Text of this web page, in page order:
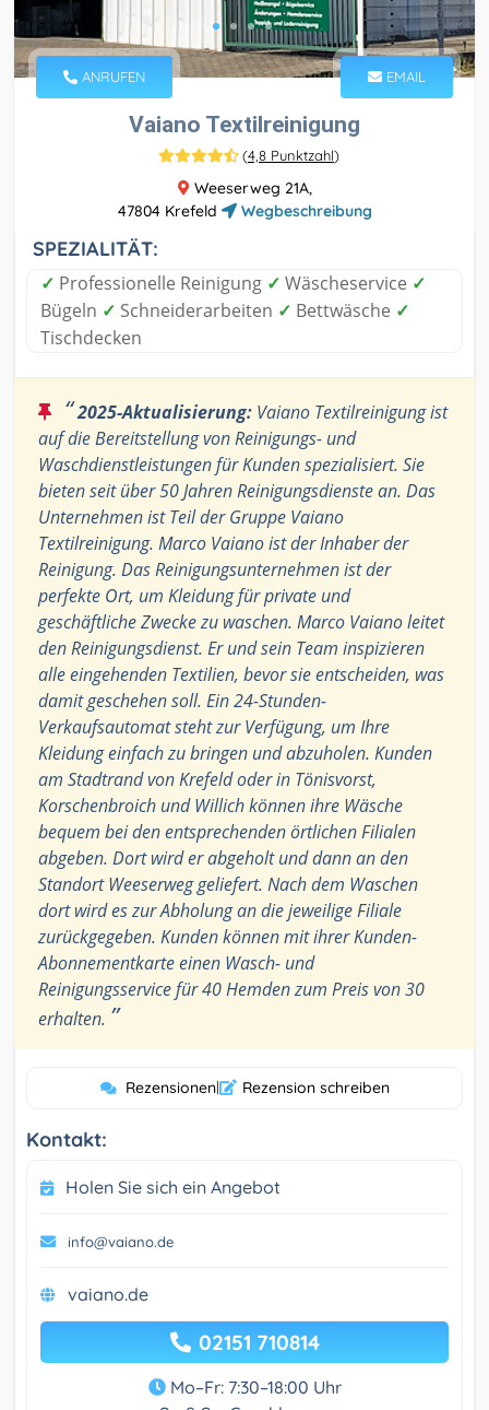
ANRUFEN EMAIL
Vaiano Textilreinigung
(4,8 Punktzahl)
Weeserweg 21A,
47804 Krefeld
Wegbeschreibung
SPEZIALITÄT:
✓ Professionelle Reinigung ✓ Wäscheservice ✓
Bügeln ✓ Schneiderarbeiten ✓ Bettwäsche ✓
Tischdecken
“2025-Aktualisierung: Vaiano Textilreinigung ist
auf die Bereitstellung von Reinigungs- und
Waschdienstleistungen für Kunden spezialisiert. Sie
bieten seit über 50 Jahren Reinigungsdienste an. Das
Unternehmen ist Teil der Gruppe Vaiano
Textilreinigung. Marco Vaiano ist der Inhaber der
Reinigung. Das Reinigungsunternehmen ist der
perfekte Ort, um Kleidung für private und
geschäftliche Zwecke zu waschen. Marco Vaiano leitet
den Reinigungsdienst. Er und sein Team inspizieren
alle eingehenden Textilien, bevor sie entscheiden, was
damit geschehen soll. Ein 24-Stunden-
Verkaufsautomat steht zur Verfügung, um Ihre
Kleidung einfach zu bringen und abzuholen. Kunden
am Stadtrand von Krefeld oder in Tönisvorst,
Korschenbroich und Willich können ihre Wäsche
bequem bei den entsprechenden örtlichen Filialen
abgeben. Dort wird er abgeholt und dann an den
Standort Weeserweg geliefert. Nach dem Waschen
dort wird es zur Abholung an die jeweilige Filiale
zurückgegeben. Kunden können mit ihrer Kunden-
Abonnementkarte einen Wasch- und
Reinigungsservice für 40 Hemden zum Preis von 30
erhalten. ”
Rezensionen| Rezension schreiben
Kontakt:
Holen Sie sich ein Angebot
info@vaiano.de
vaiano.de
02151 710814
Mo–Fr: 7:30–18:00 Uhr